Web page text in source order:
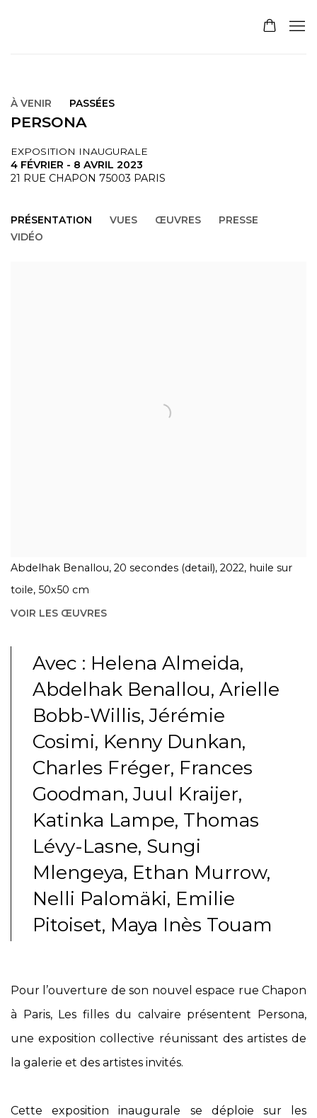
À VENIR PASSÉES
PERSONA
EXPOSITION INAUGURALE
4 FÉVRIER - 8 AVRIL 2023
21 RUE CHAPON 75003 PARIS
PRÉSENTATION VUES ŒUVRES
PRESSE
VIDÉO
Abdelhak Benallou, 20 secondes (detail), 2022, huile sur
toile, 50x50 cm
VOIR LES ŒUVRES
Avec : Helena Almeida,
Abdelhak Benallou, Arielle
Bobb-Willis, Jérémie
Cosimi, Kenny Dunkan,
Charles Fréger, Frances
Goodman, Juul Kraijer,
Katinka Lampe, Thomas
Lévy-Lasne, Sungi
Mlengeya, Ethan Murrow,
Nelli Palomäki, Emilie
Pitoiset, Maya Inès Touam
Pour l’ouverture de son nouvel espace rue Chapon
à Paris, Les filles du calvaire présentent Persona,
une exposition collective réunissant des artistes de
la galerie et des artistes invités.
Cette exposition inaugurale se déploie sur les